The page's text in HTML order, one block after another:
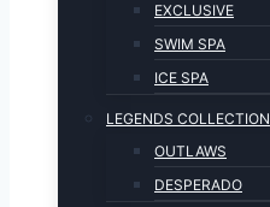
EXCLUSIVE
SWIM SPA
ICE SPA
LEGENDS COLLECTION
OUTLAWS
DESPERADO